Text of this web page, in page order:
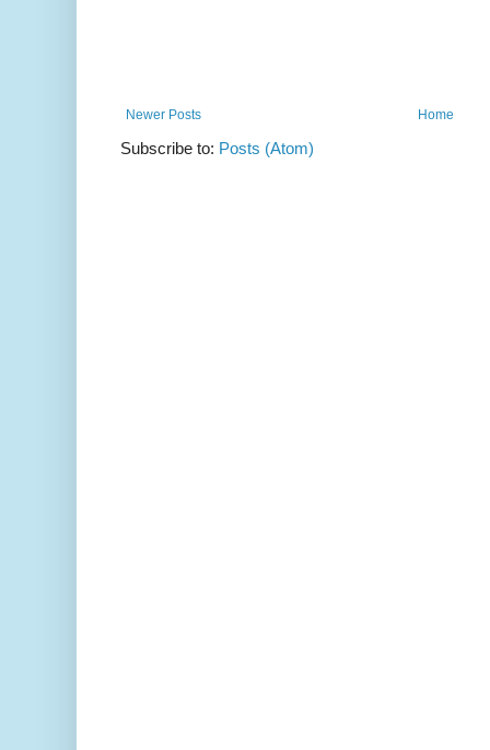
Newer Posts Home
Subscribe to: Posts (Atom)